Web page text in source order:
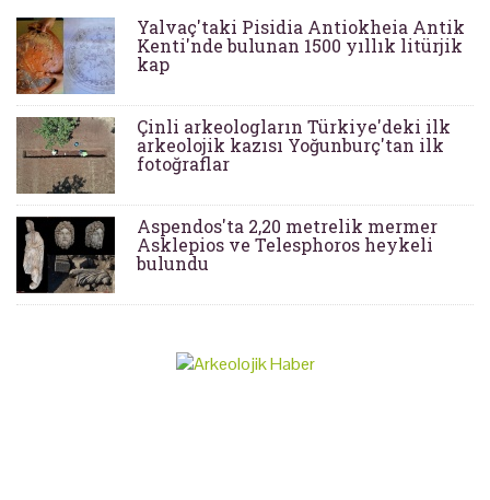
Yalvaç'taki Pisidia Antiokheia Antik
Kenti'nde bulunan 1500 yıllık litürjik
kap
Çinli arkeologların Türkiye'deki ilk
arkeolojik kazısı Yoğunburç'tan ilk
fotoğraflar
Aspendos'ta 2,20 metrelik mermer
Asklepios ve Telesphoros heykeli
bulundu